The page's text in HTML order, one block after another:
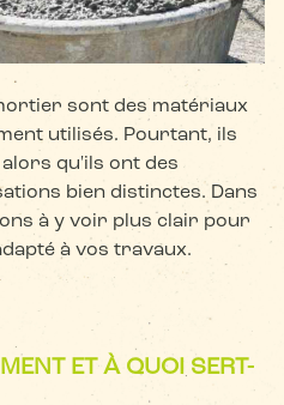
sont des matériaux
utilisés. Pourtant, ils
qu'ils ont des
bien distinctes. Dans
à y voir plus clair pour
à vos travaux.
ET À QUOI SERT-